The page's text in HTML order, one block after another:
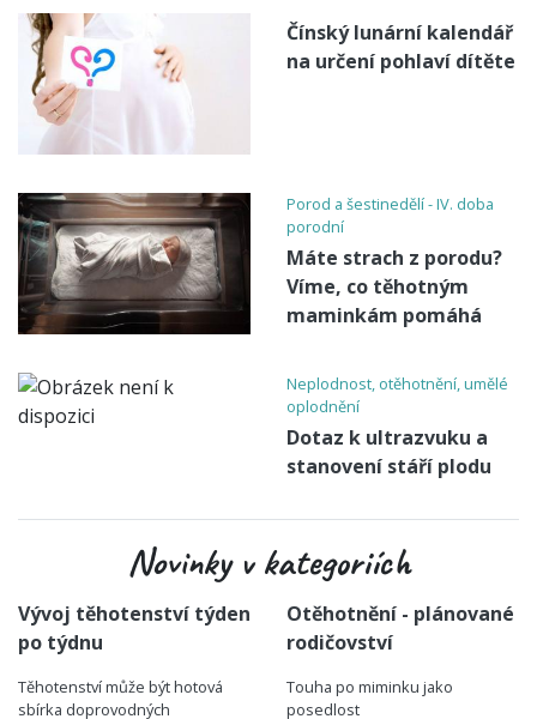
Čínský lunární kalendář
na určení pohlaví dítěte
Porod a šestinedělí - IV. doba
porodní
Máte strach z porodu?
Víme, co těhotným
maminkám pomáhá
Neplodnost, otěhotnění, umělé
oplodnění
Dotaz k ultrazvuku a
stanovení stáří plodu
Novinky v kategoriích
Vývoj těhotenství týden
po týdnu
Těhotenství může být hotová
sbírka doprovodných
Otěhotnění - plánované
rodičovství
Touha po miminku jako
posedlost